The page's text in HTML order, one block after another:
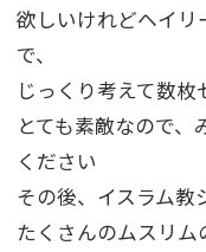
欲しいけれどヘイ
で、
じっくり考えて数
とても素敵なので、
ください
その後、イスラム教
たくさんのムスリム